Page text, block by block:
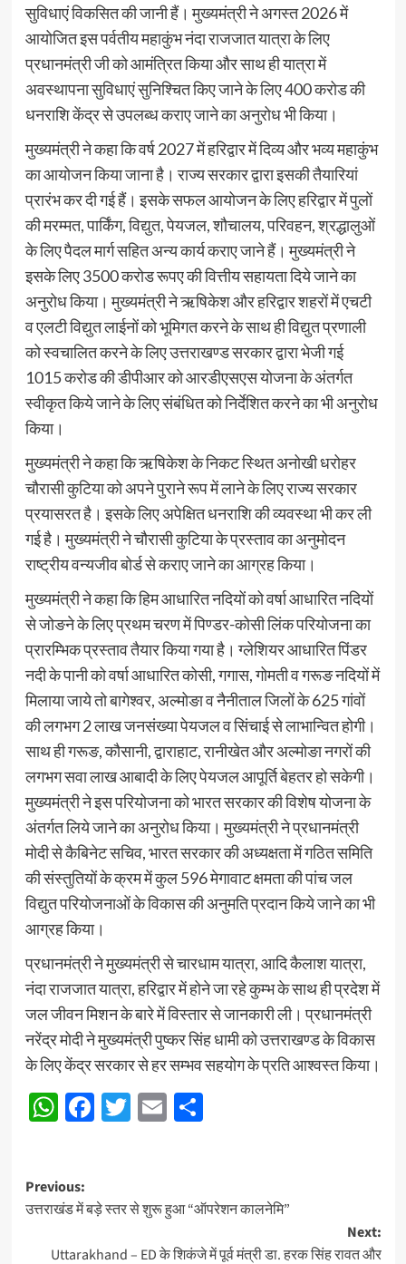
सुविधाएं विकसित की जानी हैं। मुख्यमंत्री ने अगस्त 2026 में
आयोजित इस पर्वतीय महाकुंभ नंदा राजजात यात्रा के लिए
प्रधानमंत्री जी को आमंत्रित किया और साथ ही यात्रा में
अवस्थापना सुविधाएं सुनिश्चित किए जाने के लिए 400 करोड की
धनराशि केंद्र से उपलब्ध कराए जाने का अनुरोध भी किया।
मुख्यमंत्री ने कहा कि वर्ष 2027 में हरिद्वार में दिव्य और भव्य महाकुंभ
का आयोजन किया जाना है। राज्य सरकार द्वारा इसकी तैयारियां
प्रारंभ कर दी गई हैं। इसके सफल आयोजन के लिए हरिद्वार में पुलों
की मरम्मत, पार्किंग, विद्युत, पेयजल, शौचालय, परिवहन, श्रद्धालुओं
के लिए पैदल मार्ग सहित अन्य कार्य कराए जाने हैं। मुख्यमंत्री ने
इसके लिए 3500 करोड रूपए की वित्तीय सहायता दिये जाने का
अनुरोध किया। मुख्यमंत्री ने ऋषिकेश और हरिद्वार शहरों में एचटी
व एलटी विद्युत लाईनों को भूमिगत करने के साथ ही विद्युत प्रणाली
को स्वचालित करने के लिए उत्तराखण्ड सरकार द्वारा भेजी गई
1015 करोड की डीपीआर को आरडीएसएस योजना के अंतर्गत
स्वीकृत किये जाने के लिए संबंधित को निर्देशित करने का भी अनुरोध
किया।
मुख्यमंत्री ने कहा कि ऋषिकेश के निकट स्थित अनोखी धरोहर
चौरासी कुटिया को अपने पुराने रूप में लाने के लिए राज्य सरकार
प्रयासरत है। इसके लिए अपेक्षित धनराशि की व्यवस्था भी कर ली
गई है। मुख्यमंत्री ने चौरासी कुटिया के प्रस्ताव का अनुमोदन
राष्ट्रीय वन्यजीव बोर्ड से कराए जाने का आग्रह किया।
मुख्यमंत्री ने कहा कि हिम आधारित नदियों को वर्षा आधारित नदियों
से जोङने के लिए प्रथम चरण में पिण्डर-कोसी लिंक परियोजना का
प्रारम्भिक प्रस्ताव तैयार किया गया है। ग्लेशियर आधारित पिंडर
नदी के पानी को वर्षा आधारित कोसी, गगास, गोमती व गरूङ नदियों में
मिलाया जाये तो बागेश्वर, अल्मोङा व नैनीताल जिलों के 625 गांवों
की लगभग 2 लाख जनसंख्या पेयजल व सिंचाई से लाभान्वित होगी।
साथ ही गरूङ, कौसानी, द्वाराहाट, रानीखेत और अल्मोङा नगरों की
लगभग सवा लाख आबादी के लिए पेयजल आपूर्ति बेहतर हो सकेगी।
मुख्यमंत्री ने इस परियोजना को भारत सरकार की विशेष योजना के
अंतर्गत लिये जाने का अनुरोध किया। मुख्यमंत्री ने प्रधानमंत्री
मोदी से कैबिनेट सचिव, भारत सरकार की अध्यक्षता में गठित समिति
की संस्तुतियों के क्रम में कुल 596 मेगावाट क्षमता की पांच जल
विद्युत परियोजनाओं के विकास की अनुमति प्रदान किये जाने का भी
आग्रह किया।
प्रधानमंत्री ने मुख्यमंत्री से चारधाम यात्रा, आदि कैलाश यात्रा,
नंदा राजजात यात्रा, हरिद्वार में होने जा रहे कुम्भ के साथ ही प्रदेश में
जल जीवन मिशन के बारे में विस्तार से जानकारी ली। प्रधानमंत्री
नरेंद्र मोदी ने मुख्यमंत्री पुष्कर सिंह धामी को उत्तराखण्ड के विकास
के लिए केंद्र सरकार से हर सम्भव सहयोग के प्रति आश्वस्त किया।
WhatsApp
Facebook
Twitter
EmailShare
Post
navigation
Previous:
उत्तराखंड में बड़े स्तर से शुरू हुआ “ऑपरेशन कालनेमि”
Next:
Uttarakhand – ED के शिकंजे में पूर्व मंत्री डा. हरक सिंह रावत और